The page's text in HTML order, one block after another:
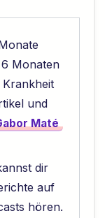
Monaten
und
Maté
dir
auf
hören.